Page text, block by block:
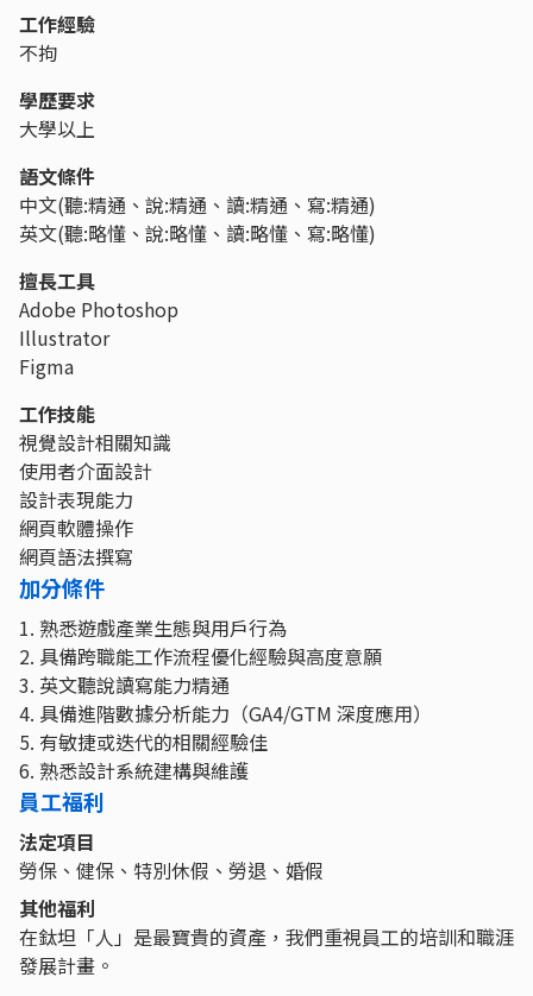
工作經驗
不拘
學歷要求
大學以上
語文條件
中文(聽:精通、說:精通、讀:精通、寫:精通)
英文(聽:略懂、說:略懂、讀:略懂、寫:略懂)
擅長工具
Adobe Photoshop
Illustrator
Figma
工作技能
視覺設計相關知識
使用者介面設計
設計表現能力
網頁軟體操作
網頁語法撰寫
加分條件
1. 熟悉遊戲產業生態與用戶行為
2. 具備跨職能工作流程優化經驗與高度意願
3. 英文聽說讀寫能力精通
4. 具備進階數據分析能力（GA4/GTM 深度應用）
5. 有敏捷或迭代的相關經驗佳
6. 熟悉設計系統建構與維護
員工福利
法定項目
勞保、健保、特別休假、勞退、婚假
其他福利
在鈦坦「人」是最寶貴的資產，我們重視員工的培訓和職涯
發展計畫。